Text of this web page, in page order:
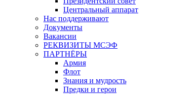
Центральный аппарат
Нас поддерживают
Документы
Вакансии
РЕКВИЗИТЫ МСЭФ
ПАРТНЁРЫ
Армия
Флот
Знания и мудрость
Предки и герои